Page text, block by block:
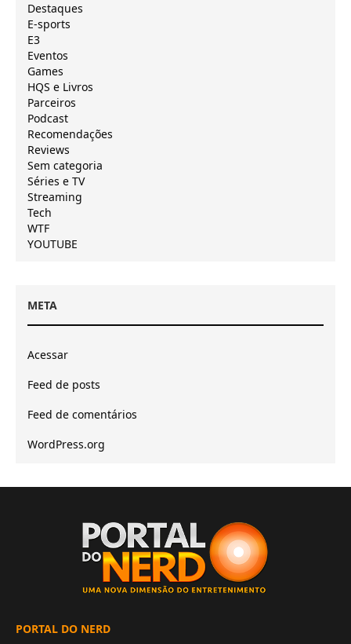
Destaques
E-sports
E3
Eventos
Games
HQS e Livros
Parceiros
Podcast
Recomendações
Reviews
Sem categoria
Séries e TV
Streaming
Tech
WTF
YOUTUBE
META
Acessar
Feed de posts
Feed de comentários
WordPress.org
PORTAL DO NERD